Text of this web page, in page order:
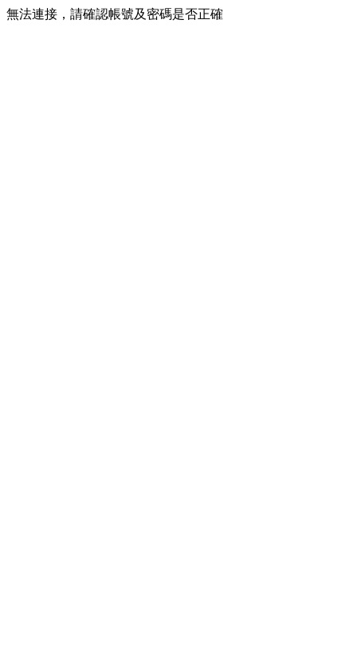
無法連接，請確認帳號及密碼是否正確